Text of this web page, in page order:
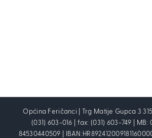
Općina Feričanci | Trg Matije Gupca 3
(031) 603-016 | fax: (031) 603-749 | MB:
84530440509 |